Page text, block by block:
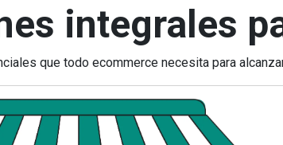
integrales
que todo ecommerce necesita para